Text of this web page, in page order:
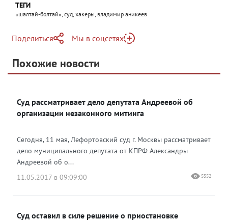
ТЕГИ
«шалтай-болтай», суд, хакеры, владимир аникеев
Поделиться
Telegram
Одноклассники
Мы в соцсетях
Яндекс Дзен
Похожие новости
Суд рассматривает дело депутата Андреевой об
организации незаконного митинга
Сегодня, 11 мая, Лефортовский суд г. Москвы рассматривает
дело муниципального депутата от КПРФ Александры
Андреевой об о...
11.05.2017 в 09:09:00
5552
Суд оставил в силе решение о приостановке